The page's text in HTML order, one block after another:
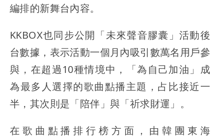
編排的新舞台內容。
KKBOX也同步公開「未來聲音膠囊」活動後
台數據，表示活動一個月內吸引數萬名用戶參
與，在超過10種情境中，「為自己加油」成
為最多人選擇的歌曲點播主題，占比接近一
半，其次則是「陪伴」與「祈求財運」。
在歌曲點播排行榜方面，由韓團東海